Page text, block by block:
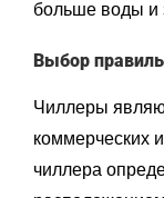
больше воды и
Выбор
Чиллеры
коммерческих
чиллера